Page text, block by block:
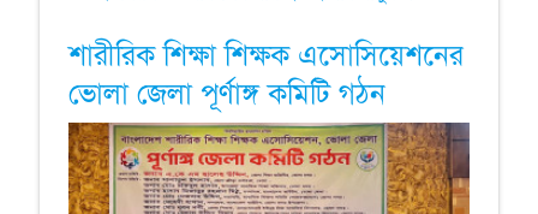
শারীরিক শিক্ষা শিক্ষক এসোসিয়েশনের
ভোলা জেলা পূর্ণাঙ্গ কমিটি গঠন